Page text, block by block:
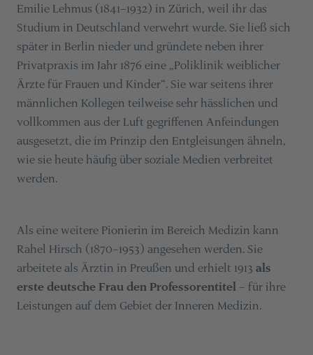
Emilie Lehmus (1841–1932) in Zürich, weil ihr das
Studium in Deutschland verwehrt wurde. Sie ließ sich
später in Berlin nieder und gründete neben ihrer
Privatpraxis im Jahr 1876 eine „Poliklinik weiblicher
Ärzte für Frauen und Kinder“. Sie war seitens ihrer
männlichen Kollegen teilweise sehr hässlichen und
vollkommen aus der Luft gegriffenen Anfeindungen
ausgesetzt, die im Prinzip den Entgleisungen ähneln,
wie sie heute häufig über soziale Medien verbreitet
werden.
Als eine weitere Pionierin im Bereich Medizin kann
Rahel Hirsch (1870–1953) angesehen werden. Sie
arbeitete als Ärztin in Preußen und erhielt 1913 als
erste deutsche Frau den Professorentitel– für ihre
Leistungen auf dem Gebiet der Inneren Medizin.